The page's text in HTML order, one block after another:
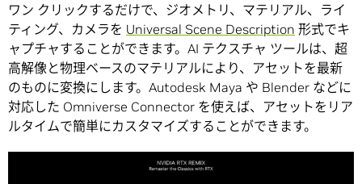
ワン クリックするだけで、ジオメトリ、マテリアル、ライ
ティング、カメラを Universal Scene Description 形式でキ
ャプチャすることができます。AI テクスチャ ツールは、超
高解像と物理ベースのマテリアルにより、アセットを最新
のものに変換にします。Autodesk Maya や Blender などに
対応した Omniverse Connector を使えば、アセットをリア
ルタイムで簡単にカスタマイズすることができます。